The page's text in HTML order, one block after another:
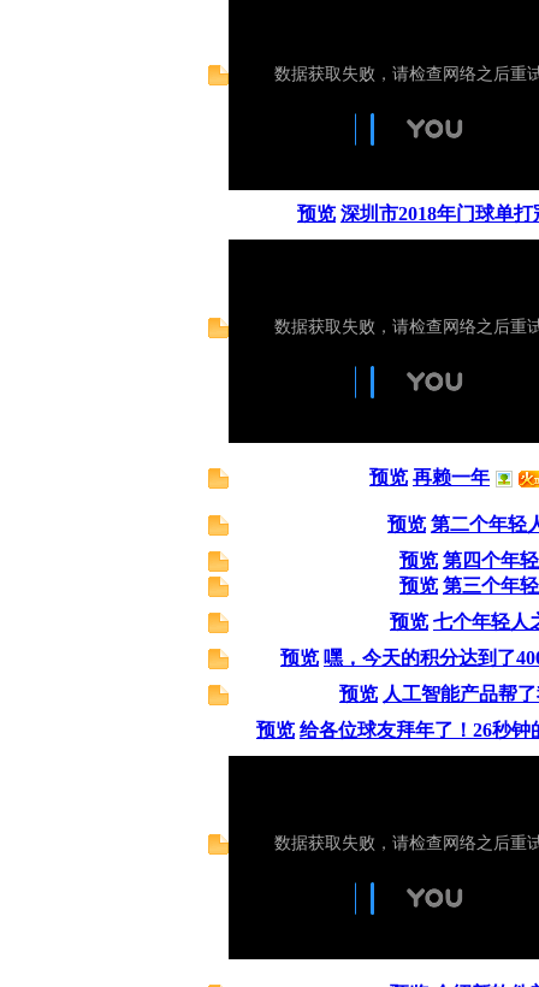
预览 深圳市2018年门球单
预览 再赖一年
预览 第二个年轻
预览 第四个年
预览 第三个年
预览 七个年轻人
预览 嘿，今天的积分达到了
预览 人工智能产品帮
预览 给各位球友拜年了！26秒钟